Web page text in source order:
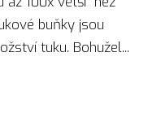
buňky jsou
tuku. Bohužel...